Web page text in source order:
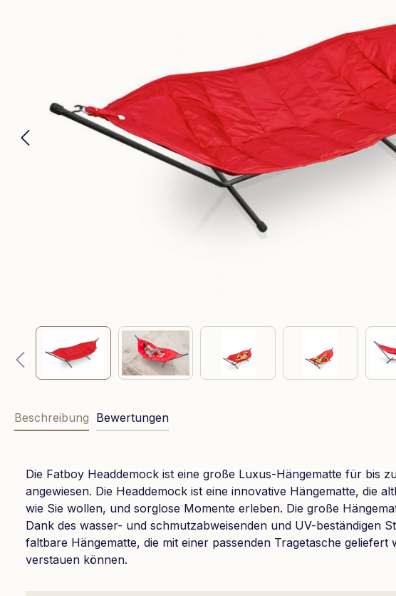
Beschreibung Bewertungen
Die Fatboy Headdemock ist eine große Luxus-Hängematte für bis
angewiesen. Die Headdemock ist eine innovative Hängematte, die
wie Sie wollen, und sorglose Momente erleben. Die große
Dank des wasser- und schmutzabweisenden und UV-beständigen
faltbare Hängematte, die mit einer passenden Tragetasche
verstauen können.